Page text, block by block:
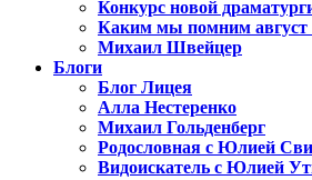
Конкурс новой
Каким мы помним август
Михаил Швейцер
Блоги
Блог Лицея
Алла Нестеренко
Михаил Гольденберг
Родословная с Юлией
Видоискатель с Юлией